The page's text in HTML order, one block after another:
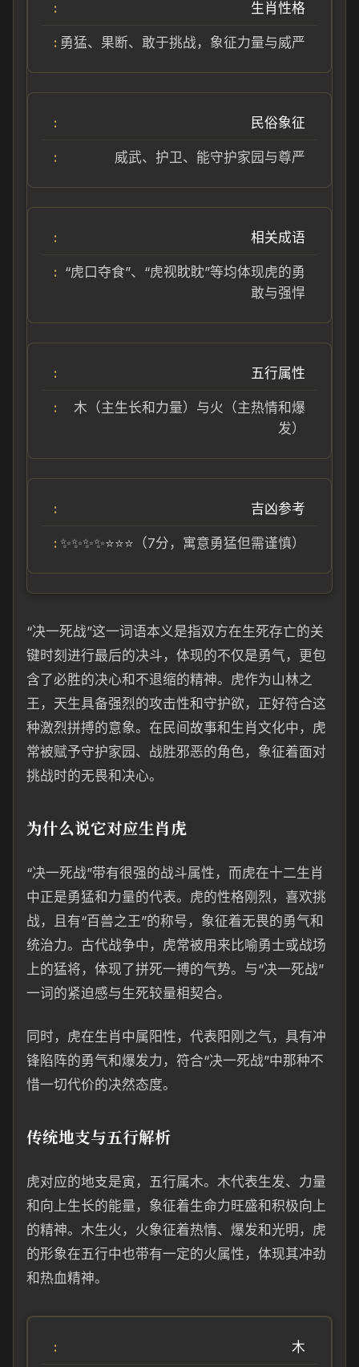
生肖性格
勇猛、果断、敢于挑战，象征力量与威严
民俗象征
威武、护卫、能守护家园与尊严
相关成语
“虎口夺食”、“虎视眈眈”等均体现虎的勇
敢与强悍
五行属性
木（主生长和力量）与火（主热情和爆
发）
吉凶参考
✨✨✨✨⭐️⭐️⭐️（7分，寓意勇猛但需谨慎）
“决一死战”这一词语本义是指双方在生死存亡的关
键时刻进行最后的决斗，体现的不仅是勇气，更包
含了必胜的决心和不退缩的精神。虎作为山林之
王，天生具备强烈的攻击性和守护欲，正好符合这
种激烈拼搏的意象。在民间故事和生肖文化中，虎
常被赋予守护家园、战胜邪恶的角色，象征着面对
挑战时的无畏和决心。
为什么说它对应生肖虎
“决一死战”带有很强的战斗属性，而虎在十二生肖
中正是勇猛和力量的代表。虎的性格刚烈，喜欢挑
战，且有“百兽之王”的称号，象征着无畏的勇气和
统治力。古代战争中，虎常被用来比喻勇士或战场
上的猛将，体现了拼死一搏的气势。与“决一死战”
一词的紧迫感与生死较量相契合。
同时，虎在生肖中属阳性，代表阳刚之气，具有冲
锋陷阵的勇气和爆发力，符合“决一死战”中那种不
惜一切代价的决然态度。
传统地支与五行解析
虎对应的地支是寅，五行属木。木代表生发、力量
和向上生长的能量，象征着生命力旺盛和积极向上
的精神。木生火，火象征着热情、爆发和光明，虎
的形象在五行中也带有一定的火属性，体现其冲劲
和热血精神。
木